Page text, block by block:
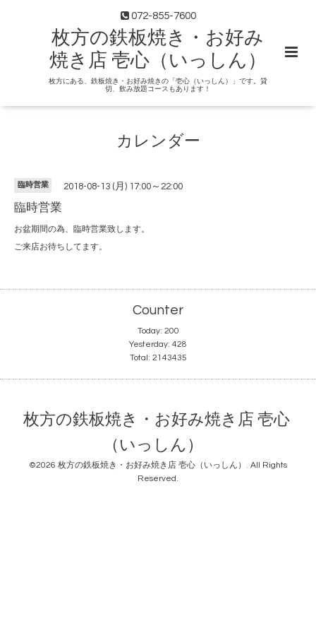
072-855-7600
枚方の鉄板焼き・お好み
焼き店 壱心（いっしん）
枚方にある、鉄板焼き・お好み焼きの「壱心（いっしん）」です。貸
切、飲み放題コースもあります！
カレンダー
臨時営業 2018-08-13 (月) 17:00～22:00
臨時営業
お盆期間の為、臨時営業致します。
ご来店お待ちしてます。
Counter
Today: 200
Yesterday: 428
Total: 2143435
枚方の鉄板焼き・お好み焼き店 壱心
（いっしん）
©2026 枚方の鉄板焼き・お好み焼き店 壱心（いっしん） . All Rights
Reserved.